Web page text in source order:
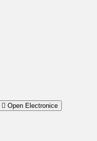
Open Electronice